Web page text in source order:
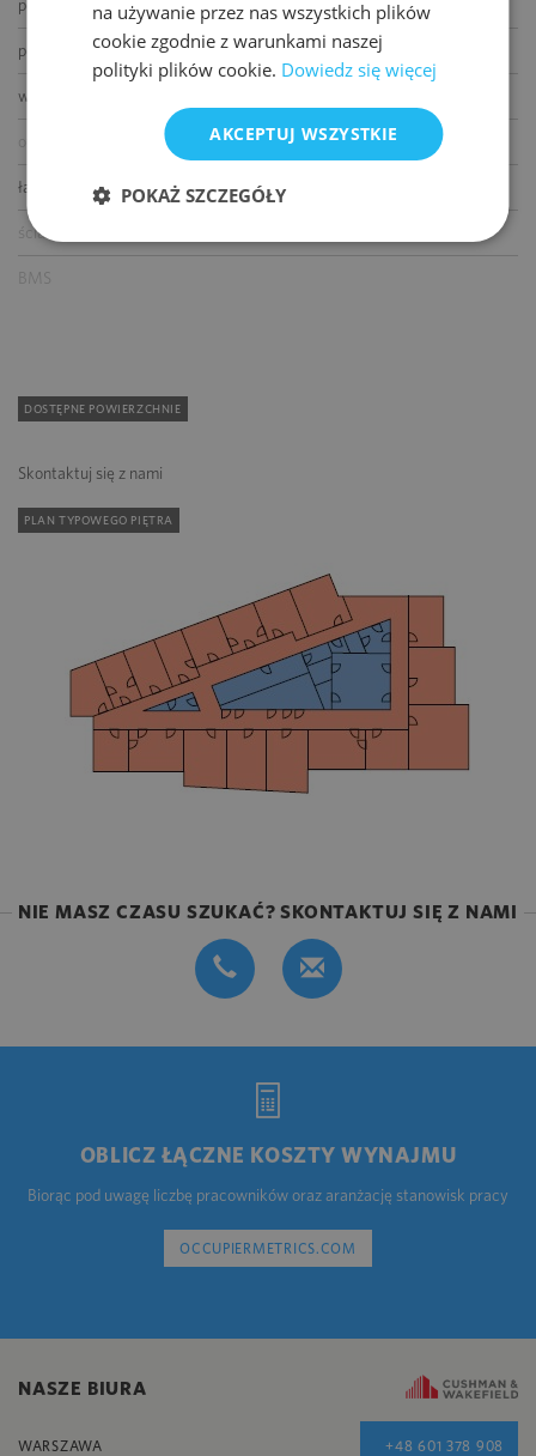
podnoszone podłogi
podwieszane sufity
wykładziny
łącze światłowodowe
ścianki działowe
BMS
DOSTĘPNE POWIERZCHNIE
Skontaktuj się z nami
PLAN TYPOWEGO PIĘTRA
NIE MASZ CZASU SZUKAĆ? SKONTAKTUJ SIĘ Z NAMI
OBLICZ ŁĄCZNE KOSZTY WYNAJMU
Biorąc pod uwagę liczbę pracowników oraz aranżację stanowisk pracy
OCCUPIERMETRICS.COM
NASZE BIURA
WARSZAWA +48 601 378 908
na używanie przez nas wszystkich plików
cookie zgodnie z warunkami naszej
polityki plików cookie. Dowiedz się więcej
AKCEPTUJ WSZYSTKIE
POKAŻ SZCZEGÓŁY